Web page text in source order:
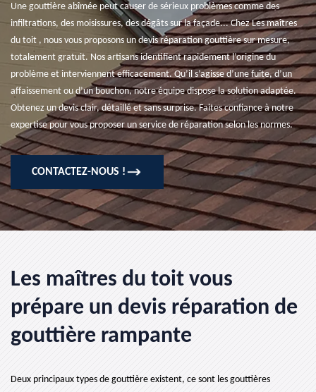
Une gouttière abîmée peut causer de sérieux problèmes comme des
infiltrations, des moisissures, des dégâts sur la façade... Chez Les maîtres
du toit , nous vous proposons un devis réparation gouttière sur mesure,
totalement gratuit. Nos artisans identifient rapidement l’origine du
problème et interviennent efficacement. Qu’il s’agisse d’une fuite, d’un
affaissement ou d’un bouchon, notre équipe dispose la solution adaptée.
Obtenez un devis clair, détaillé et sans surprise. Faites confiance à notre
expertise pour vous proposer un service de réparation selon les normes.
CONTACTEZ-NOUS !
Les maîtres du toit vous
prépare un devis réparation de
gouttière rampante
Deux principaux types de gouttière existent, ce sont les gouttières